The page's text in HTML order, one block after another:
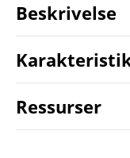
Beskrivelse
Ressurser